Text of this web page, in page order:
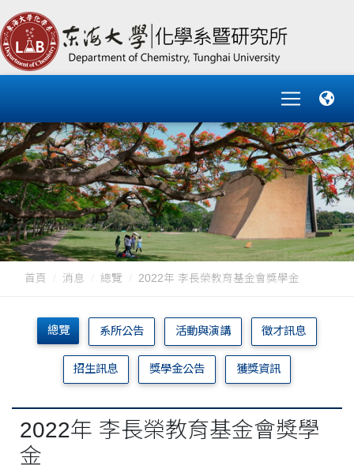
首頁 消息 總覽 2022年 李長榮教育基金會獎學金
總覽 系所公告 活動與演講 徵才訊息
招生訊息 獎學金公告 獲獎資訊
2022年 李長榮教育基金會獎學
金